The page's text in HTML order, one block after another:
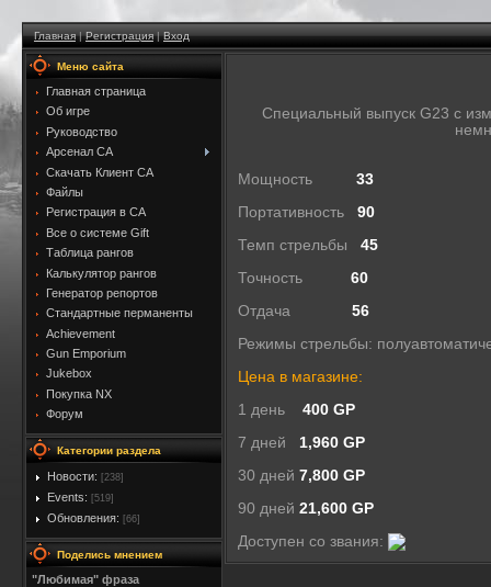
Главная|Регистрация|Вход
Меню сайта
Главная страница
Об игре
Руководство
Арсенал CA
Скачать Клиент CA
Файлы
Регистрация в CA
Все о системе Gift
Таблица рангов
Калькулятор рангов
Генератор репортов
Стандартные перманенты
Achievement
Gun Emporium
Jukebox
Покупка NX
Форум
Категории раздела
Новости: [238]
Events: [519]
Обновления: [66]
Поделись мнением
"Любимая" фраза
Специальный выпуск G23 с
Мощность 33
Портативность 90
Темп стрельбы 45
Точность 60
Отдача 56
Режимы стрельбы:
Цена в магазине:
1 день
400 GP
7 дней 1,960 GP
30 дней 7,800 GP
90 дней 21,600 GP
Доступен со звания: